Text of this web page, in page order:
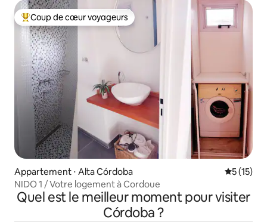
Coups de cœur voyageurs les plus appréciés
Coup de cœur voyageurs
Appartement ⋅ Alta Córdoba
5 (15)
NIDO 1 / Votre logement à Cordoue
Quel est le meilleur moment pour visiter
Córdoba ?